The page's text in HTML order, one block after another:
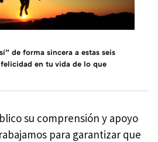
de forma sincera a estas seis
en tu vida de lo que
su comprensión y apoyo
para garantizar que